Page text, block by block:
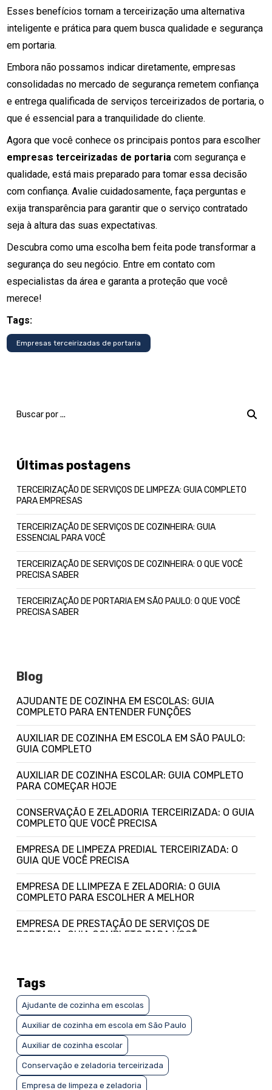
Esses benefícios tornam a terceirização uma alternativa
inteligente e prática para quem busca qualidade e segurança
em portaria.
Embora não possamos indicar diretamente, empresas
consolidadas no mercado de segurança remetem confiança
e entrega qualificada de serviços terceirizados de portaria, o
que é essencial para a tranquilidade do cliente.
Agora que você conhece os principais pontos para escolher
empresas terceirizadas de portaria com segurança e
qualidade, está mais preparado para tomar essa decisão
com confiança. Avalie cuidadosamente, faça perguntas e
exija transparência para garantir que o serviço contratado
seja à altura das suas expectativas.
Descubra como uma escolha bem feita pode transformar a
segurança do seu negócio. Entre em contato com
especialistas da área e garanta a proteção que você
merece!
Tags:
Empresas terceirizadas de portaria
Últimas postagens
TERCEIRIZAÇÃO DE SERVIÇOS DE LIMPEZA: GUIA COMPLETO
PARA EMPRESAS
TERCEIRIZAÇÃO DE SERVIÇOS DE COZINHEIRA: GUIA
ESSENCIAL PARA VOCÊ
TERCEIRIZAÇÃO DE SERVIÇOS DE COZINHEIRA: O QUE VOCÊ
PRECISA SABER
TERCEIRIZAÇÃO DE PORTARIA EM SÃO PAULO: O QUE VOCÊ
PRECISA SABER
Blog
AJUDANTE DE COZINHA EM ESCOLAS: GUIA
COMPLETO PARA ENTENDER FUNÇÕES
AUXILIAR DE COZINHA EM ESCOLA EM SÃO PAULO:
GUIA COMPLETO
AUXILIAR DE COZINHA ESCOLAR: GUIA COMPLETO
PARA COMEÇAR HOJE
CONSERVAÇÃO E ZELADORIA TERCEIRIZADA: O GUIA
COMPLETO QUE VOCÊ PRECISA
EMPRESA DE LIMPEZA PREDIAL TERCEIRIZADA: O
GUIA QUE VOCÊ PRECISA
EMPRESA DE LLIMPEZA E ZELADORIA: O GUIA
COMPLETO PARA ESCOLHER A MELHOR
EMPRESA DE PRESTAÇÃO DE SERVIÇOS DE
PORTARIA: GUIA COMPLETO PARA VOCÊ
EMPRESA TERCEIRIZADA DE JARDINAGEM: GUIA
COMPLETO PARA ESCOLHER A IDEAL
EMPRESA TERCEIRIZADA DE JARDINAGEM: GUIA
COMPLETO PARA ESCOLHER A MELHOR
EMPRESA TERCEIRIZADA DE JARDINAGEM: O QUE
VOCÊ PRECISA SABER
Tags
Ajudante de cozinha em escolas
Auxiliar de cozinha em escola em São Paulo
Auxiliar de cozinha escolar
Conservação e zeladoria terceirizada
Empresa de limpeza e zeladoria